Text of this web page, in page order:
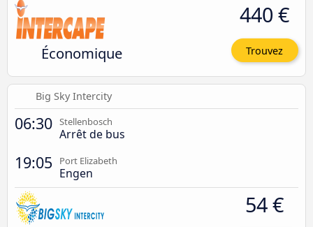
Économique
440 €
Trouvez
Big Sky Intercity
06:30 Stellenbosch
Arrêt de bus
19:05 Port Elizabeth
Engen
54 €